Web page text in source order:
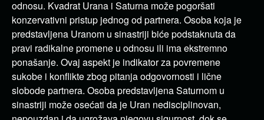
odnosu. Kvadrat Urana i Saturna može pogoršati
konzervativni pristup jednog od partnera. Osoba koja je
predstavljena Uranom u sinastriji biće podstaknuta da
pravi radikalne promene u odnosu ili ima ekstremno
ponašanje. Ovaj aspekt je indikator za povremene
sukobe i konflikte zbog pitanja odgovornosti i lične
slobode partnera. Osoba predstavljena Saturnom u
sinastriji može osećati da je Uran nedisciplinovan,